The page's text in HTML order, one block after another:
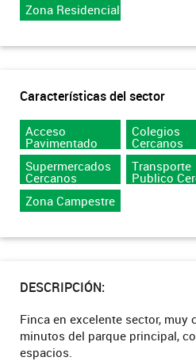
Zona Residencial
Características del sector
Acceso
Pavimentado
Colegios
Cercanos
Supermercados
Cercanos
Transporte
Publico
Zona Campestre
DESCRIPCIÓN:
Finca en excelente sector, muy
minutos del parque principal,
espacios.